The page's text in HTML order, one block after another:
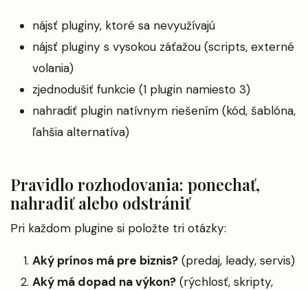
nájsť pluginy, ktoré sa nevyužívajú
nájsť pluginy s vysokou záťažou (scripts, externé
volania)
zjednodušiť funkcie (1 plugin namiesto 3)
nahradiť plugin natívnym riešením (kód, šablóna,
ľahšia alternatíva)
Pravidlo rozhodovania: ponechať,
nahradiť alebo odstrániť
Pri každom plugine si položte tri otázky:
Aký prínos má pre biznis? (predaj, leady, servis)
Aký má dopad na výkon? (rýchlosť, skripty,